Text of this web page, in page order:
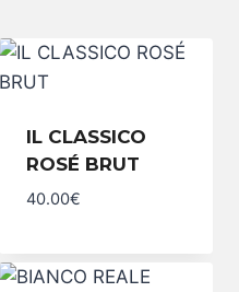
IL CLASSICO
ROSÉ BRUT
40.00€
IL
BRUT
quantity